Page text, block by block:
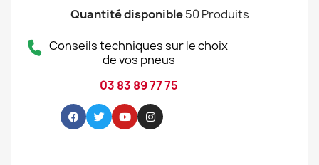
Quantité disponible 50 Produits
Conseils techniques sur le choix
de vos pneus
03 83 89 77 75